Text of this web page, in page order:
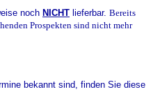
noch NICHT lieferbar. Bereits
Prospekten sind nicht mehr
bekannt sind, finden Sie diese